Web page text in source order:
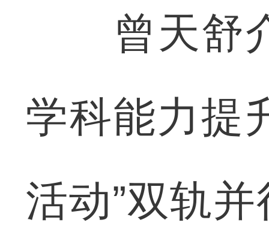
曾天舒介
学科能力提
活动”双轨